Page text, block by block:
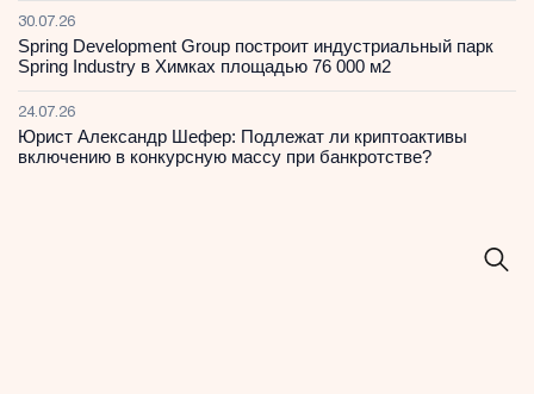
30.07.26
Spring Development Group построит индустриальный парк
Spring Industry в Химках площадью 76 000 м2
24.07.26
Юрист Александр Шефер: Подлежат ли криптоактивы
включению в конкурсную массу при банкротстве?